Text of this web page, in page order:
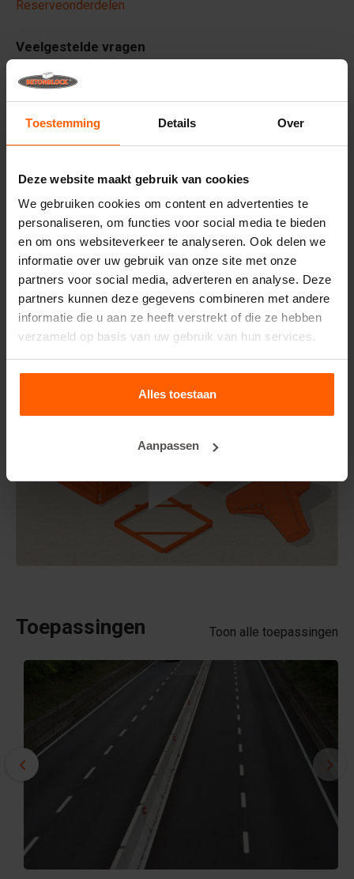
Toestemming Details Over
Deze website maakt gebruik van cookies
We gebruiken cookies om content en advertenties te
personaliseren, om functies voor social media te bieden
en om ons websiteverkeer te analyseren. Ook delen we
informatie over uw gebruik van onze site met onze
partners voor social media, adverteren en analyse. Deze
partners kunnen deze gegevens combineren met andere
informatie die u aan ze heeft verstrekt of die ze hebben
verzameld op basis van uw gebruik van hun services.
Alles toestaan
Aanpassen
Reserveonderdelen
Veelgestelde vragen
Van welk materiaal zijn de mallen gemaakt?
Leveren jullie wereldwijd?
Verhuurt Betonblock® mallen?
Details
De JBF-Barrier Vulhulpmaakt het proces van het vullen
van betonnen barrières makkelijker. Het wordt gebruikt om
snel en efficiënt beton in de mal te gieten. Het maken van
barrières wordt hierdoor een stuk makkelijker en minder
arbeidsintensief. U kunt de vulhulp goed gebruiken bij
bouwprojecten, zodat u tijd bespaart.
Toepassingen Toon alle toepassingen